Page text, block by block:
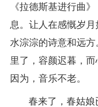
《拉德斯基进行曲
息。让人在感慨岁
水淙淙的诗意和远
里了，容颜迟暮，而
因为，音乐不老。
春来了，春姑娘